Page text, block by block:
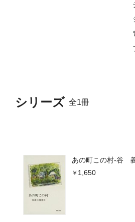
シリーズ 全1冊
あの町この村-谷
1,650